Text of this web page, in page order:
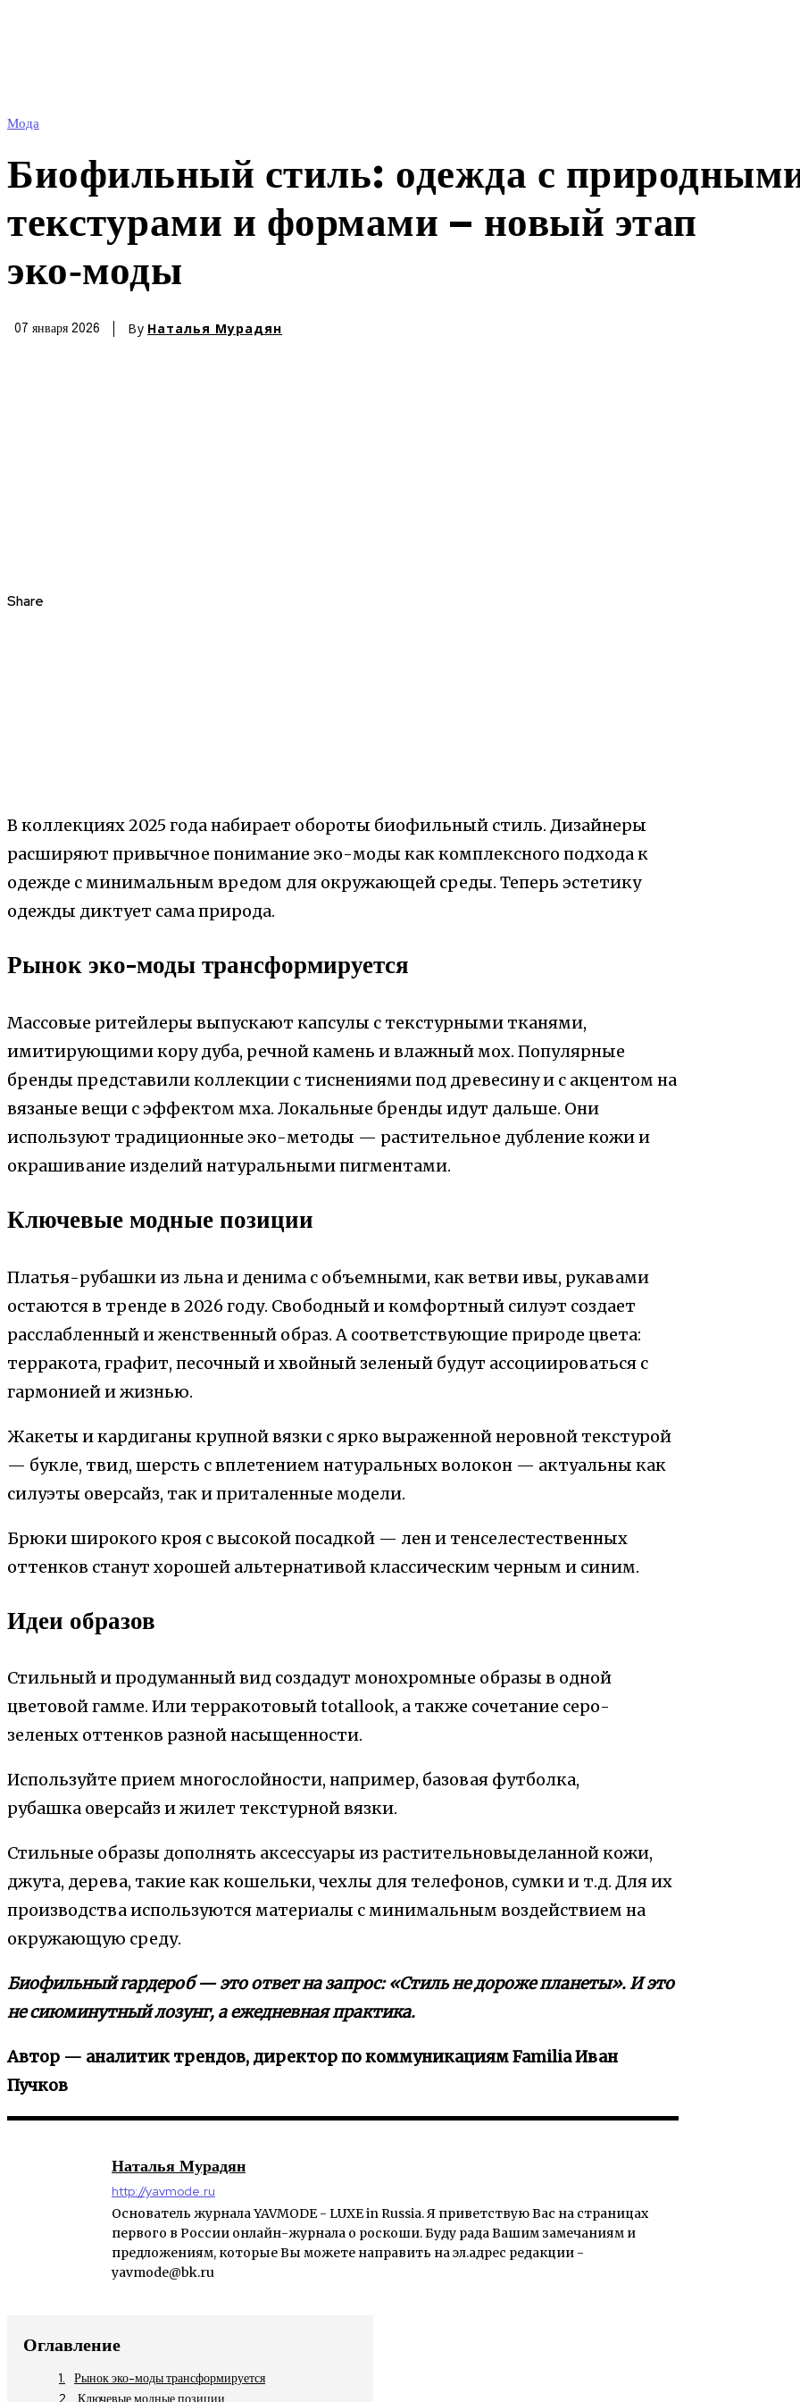
Мода
Биофильный стиль: одежда с
текстурами и формами — новый этап
эко‑моды
07 января 2026 By Наталья Мурадян
Share
В коллекциях 2025 года набирает обороты биофильный стиль. Дизайнеры
расширяют привычное понимание эко-моды как комплексного подхода к
одежде с минимальным вредом для окружающей среды. Теперь эстетику
одежды диктует сама природа.
Рынок эко-моды трансформируется
Массовые ритейлеры выпускают капсулы с текстурными тканями,
имитирующими кору дуба, речной камень и влажный мох. Популярные
бренды представили коллекции с тиснениями под древесину и с акцентом на
вязаные вещи с эффектом мха. Локальные бренды идут дальше. Они
используют традиционные эко-методы — растительное дубление кожи и
окрашивание изделий натуральными пигментами.
Ключевые модные позиции
Платья-рубашки из льна и денима с объемными, как ветви ивы, рукавами
остаются в тренде в 2026 году. Свободный и комфортный силуэт создает
расслабленный и женственный образ. А соответствующие природе цвета:
терракота, графит, песочный и хвойный зеленый будут ассоциироваться с
гармонией и жизнью.
Жакеты и кардиганы крупной вязки с ярко выраженной неровной текстурой
— букле, твид, шерсть с вплетением натуральных волокон — актуальны как
силуэты оверсайз, так и приталенные модели.
Брюки широкого кроя с высокой посадкой — лен и тенселестественных
оттенков станут хорошей альтернативой классическим черным и синим.
Идеи образов
Стильный и продуманный вид создадут монохромные образы в одной
цветовой гамме. Или терракотовый totallook, а также сочетание серо-
зеленых оттенков разной насыщенности.
Используйте прием многослойности, например, базовая футболка,
рубашка оверсайз и жилет текстурной вязки.
Стильные образы дополнять аксессуары из растительновыделанной кожи,
джута, дерева, такие как кошельки, чехлы для телефонов, сумки и т.д. Для их
производства используются материалы с минимальным воздействием на
окружающую среду.
Биофильный гардероб — это ответ на запрос: «Стиль не дороже планеты». И это
не сиюминутный лозунг, а ежедневная практика.
Автор — аналитик трендов, директор по коммуникациям Familia Иван
Пучков
Наталья Мурадян
http://yavmode.ru
Основатель журнала YAVMODE - LUXE in Russia. Я приветствую Вас на страницах
первого в России онлайн-журнала о роскоши. Буду рада Вашим замечаниям и
предложениям, которые Вы можете направить на эл.адрес редакции -
yavmode@bk.ru
Оглавление
Рынок эко-моды трансформируется